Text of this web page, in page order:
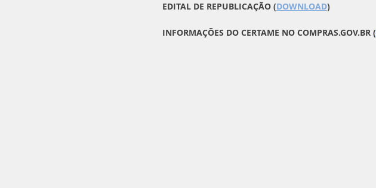
EDITAL DE REPUBLICAÇÃO (DOWNLOAD)
INFORMAÇÕES DO CERTAME NO COMPRAS.GOV.BR (